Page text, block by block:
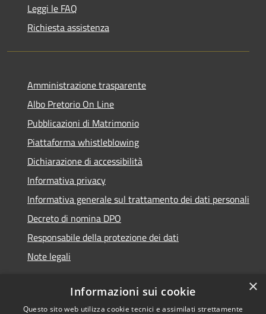
Leggi le FAQ
Richiesta assistenza
Amministrazione trasparente
Albo Pretorio On Line
Pubblicazioni di Matrimonio
Piattaforma whistleblowing
Dichiarazione di accessibilità
Informativa privacy
Informativa generale sul trattamento dei dati personali
Decreto di nomina DPO
Responsabile della protezione dei dati
Note legali
×
Informazioni sui cookie
Questo sito web utilizza cookie tecnici e assimilati strettamente